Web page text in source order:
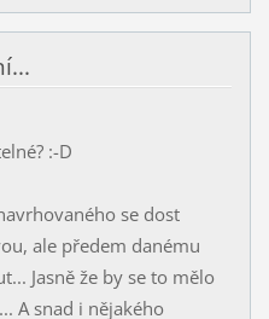
:-D
se dost
ale předem danému
Jasně že by se to mělo
A snad i nějakého